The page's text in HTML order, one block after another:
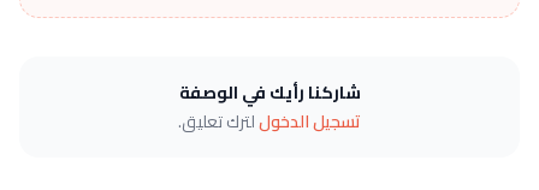
شاركنا رأيك في الوصفة
تسجيل الدخوللترك تعليق.